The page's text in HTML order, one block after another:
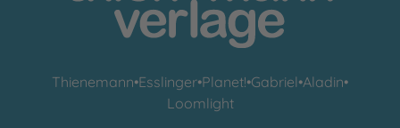
Thienemann•Esslinger•Planet!•Gabriel•Aladin•
Loomlight